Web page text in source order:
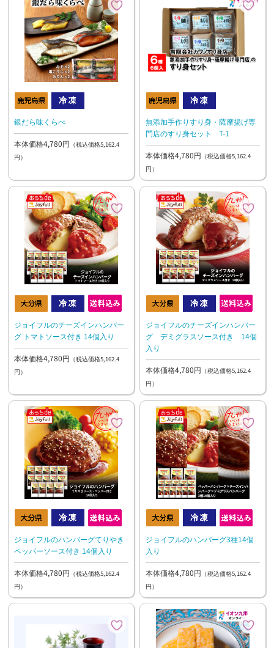
銀だら味くらべ
本体価格4,780円 （税込価格5,162.4
円）
無添加手作りすり身・薩摩揚げ専
門店のすり身セット T-1
本体価格4,780円 （税込価格5,162.4
円）
ジョイフルのチーズインハンバー
グ トマトソース付き 14個入り
本体価格4,780円 （税込価格5,162.4
円）
ジョイフルのチーズインハンバー
グ デミグラスソース付き 14個
入り
本体価格4,780円 （税込価格5,162.4
円）
ジョイフルのハンバーグてりやき
ペッパーソース付き 14個入り
本体価格4,780円 （税込価格5,162.4
円）
ジョイフルのハンバーグ3種14個
入り
本体価格4,780円 （税込価格5,162.4
円）